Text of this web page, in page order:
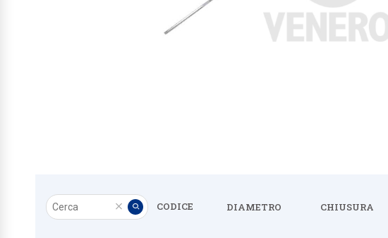
Applica
Pulisci CODICE DIAMETRO CHIUSURA